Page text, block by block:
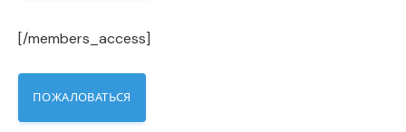
[/members_access]
ПОЖАЛОВАТЬСЯ